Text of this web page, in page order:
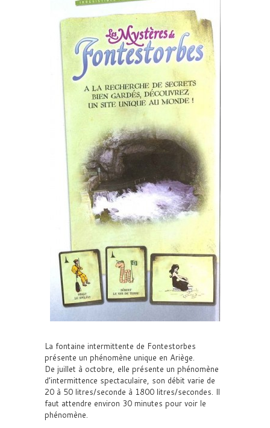
La fontaine intermittente de Fontestorbes
présente un phénomène unique en Ariège.
De juillet à octobre, elle présente un phénomène
d’intermittence spectaculaire, son débit varie de
20 à 50 litres/seconde à 1800 litres/secondes. Il
faut attendre environ 30 minutes pour voir le
phénomène.